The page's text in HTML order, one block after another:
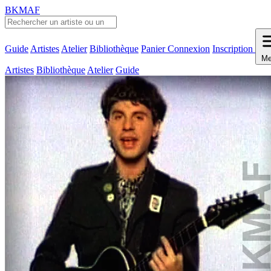
BKMAF
Guide Artistes Atelier Bibliothèque PanierConnexion Inscription
Artistes Bibliothèque Atelier Guide